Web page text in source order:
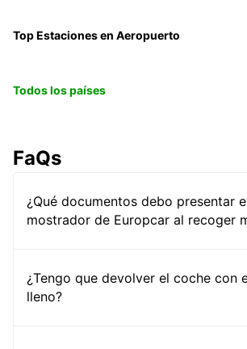
Top Estaciones en Aeropuerto
Todos los países
FaQs
¿Qué documentos debo presentar
mostrador de Europcar al recoger
¿Tengo que devolver el coche con
lleno?